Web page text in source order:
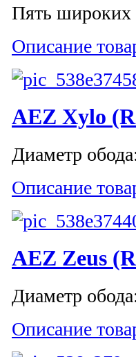
Пять широких
Описание
AEZ Xylo
Диаметр
Описание
AEZ Zeus
Диаметр
Описание